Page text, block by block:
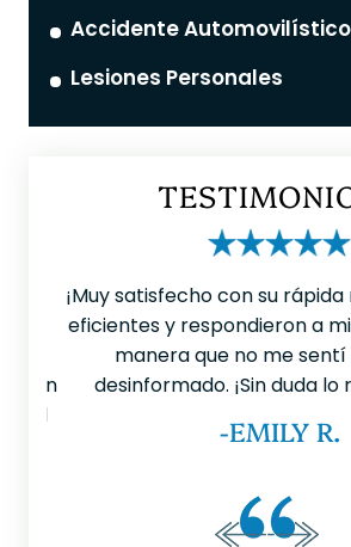
Accidente Automovilístico
Lesiones Personales
un
el
¡Muy satisfecho con su rápida
eficientes y respondieron a
manera que no me
desinformado. ¡Sin duda
-EMILY R.